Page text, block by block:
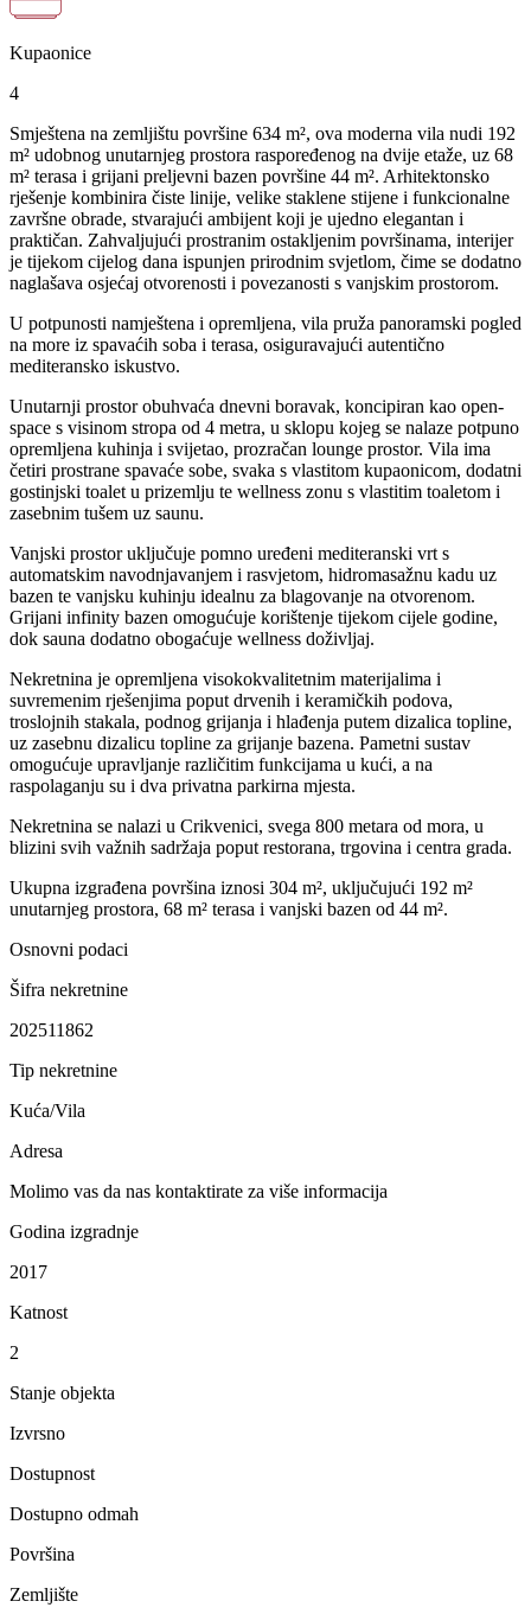
Kupaonice
4
Smještena na zemljištu površine 634 m², ova moderna vila nudi 192
m² udobnog unutarnjeg prostora raspoređenog na dvije etaže, uz 68
m² terasa i grijani preljevni bazen površine 44 m². Arhitektonsko
rješenje kombinira čiste linije, velike staklene stijene i funkcionalne
završne obrade, stvarajući ambijent koji je ujedno elegantan i
praktičan. Zahvaljujući prostranim ostakljenim površinama, interijer
je tijekom cijelog dana ispunjen prirodnim svjetlom, čime se dodatno
naglašava osjećaj otvorenosti i povezanosti s vanjskim prostorom.
U potpunosti namještena i opremljena, vila pruža panoramski pogled
na more iz spavaćih soba i terasa, osiguravajući autentično
mediteransko iskustvo.
Unutarnji prostor obuhvaća dnevni boravak, koncipiran kao open-
space s visinom stropa od 4 metra, u sklopu kojeg se nalaze potpuno
opremljena kuhinja i svijetao, prozračan lounge prostor. Vila ima
četiri prostrane spavaće sobe, svaka s vlastitom kupaonicom, dodatni
gostinjski toalet u prizemlju te wellness zonu s vlastitim toaletom i
zasebnim tušem uz saunu.
Vanjski prostor uključuje pomno uređeni mediteranski vrt s
automatskim navodnjavanjem i rasvjetom, hidromasažnu kadu uz
bazen te vanjsku kuhinju idealnu za blagovanje na otvorenom.
Grijani infinity bazen omogućuje korištenje tijekom cijele godine,
dok sauna dodatno obogaćuje wellness doživljaj.
Nekretnina je opremljena visokokvalitetnim materijalima i
suvremenim rješenjima poput drvenih i keramičkih podova,
troslojnih stakala, podnog grijanja i hlađenja putem dizalica topline,
uz zasebnu dizalicu topline za grijanje bazena. Pametni sustav
omogućuje upravljanje različitim funkcijama u kući, a na
raspolaganju su i dva privatna parkirna mjesta.
Nekretnina se nalazi u Crikvenici, svega 800 metara od mora, u
blizini svih važnih sadržaja poput restorana, trgovina i centra grada.
Ukupna izgrađena površina iznosi 304 m², uključujući 192 m²
unutarnjeg prostora, 68 m² terasa i vanjski bazen od 44 m².
Osnovni podaci
Šifra nekretnine
202511862
Tip nekretnine
Kuća/Vila
Adresa
Molimo vas da nas kontaktirate za više informacija
Godina izgradnje
2017
Katnost
2
Stanje objekta
Izvrsno
Dostupnost
Dostupno odmah
Površina
Zemljište